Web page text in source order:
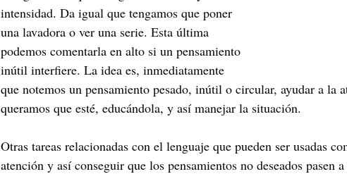
intensidad. Da igual que tengamos que poner
una lavadora o ver una serie. Esta última
podemos comentarla en alto si un pensamiento
inútil interfiere. La idea es, inmediatamente
que notemos un pensamiento pesado, inútil o circular, ayudar a la
queramos que esté, educándola, y así manejar la situación.
Otras tareas relacionadas con el lenguaje que pueden ser usadas
atención y así conseguir que los pensamientos no deseados pasen